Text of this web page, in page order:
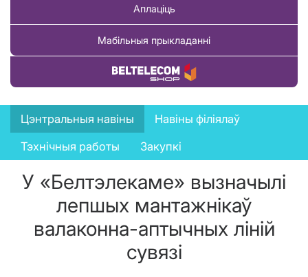
Аплаціць
Мабільныя прыкладанні
Купіць тавар
News
menu
Цэнтральныя навіны
Навіны філіялаў
Тэхнічныя работы
Закупкі
У «Белтэлекаме» вызначылі
лепшых мантажнікаў
валаконна-аптычных ліній
сувязі